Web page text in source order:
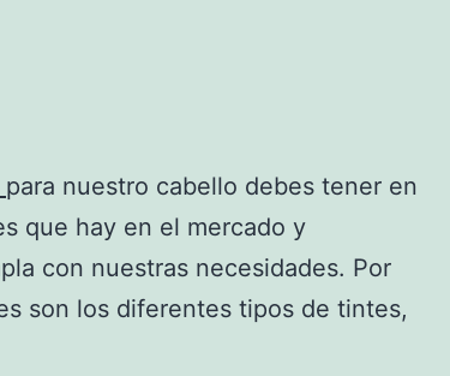
para nuestro cabello debes tener en
que hay en el mercado y
con nuestras necesidades. Por
son los diferentes tipos de tintes,